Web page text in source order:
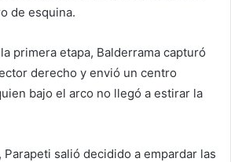
de esquina.
primera etapa, Balderrama capturó
derecho y envió un centro
bajo el arco no llegó a estirar la
Parapeti salió decidido a empardar las